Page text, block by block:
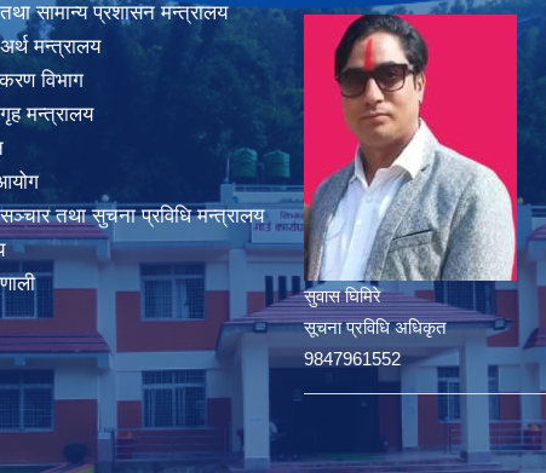
सामान्य प्रशासन मन्त्रालय
मन्त्रालय
विभाग
मन्त्रालय
तथा सुचना प्रविधि मन्त्रालय
सुवास घिमिरे
सूचना प्रविधि अधिकृत
9847961552